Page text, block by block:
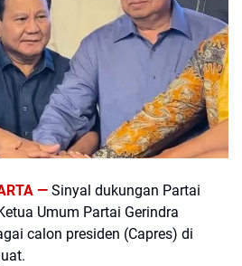
— Sinyal dukungan Partai
Umum Partai Gerindra
calon presiden (Capres) di